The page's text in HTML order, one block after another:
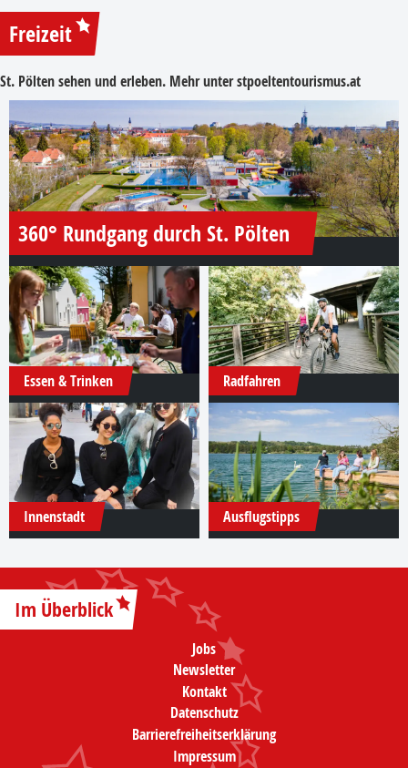
Freizeit
St. Pölten sehen und erleben. Mehr unterstpoeltentourismus.at
360° Rundgang durch St. Pölten
Essen & Trinken Radfahren
Innenstadt Ausflugstipps
Im Überblick
Jobs
Newsletter
Kontakt
Datenschutz
Barrierefreiheitserklärung
Impressum